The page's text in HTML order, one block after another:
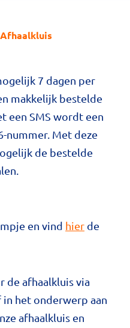
7 dagen per
makkelijk bestelde
een SMS wordt een
nummer. Met deze
de bestelde
en vind hier de
de afhaalkluis via
in het onderwerp aan
afhaalkluis en